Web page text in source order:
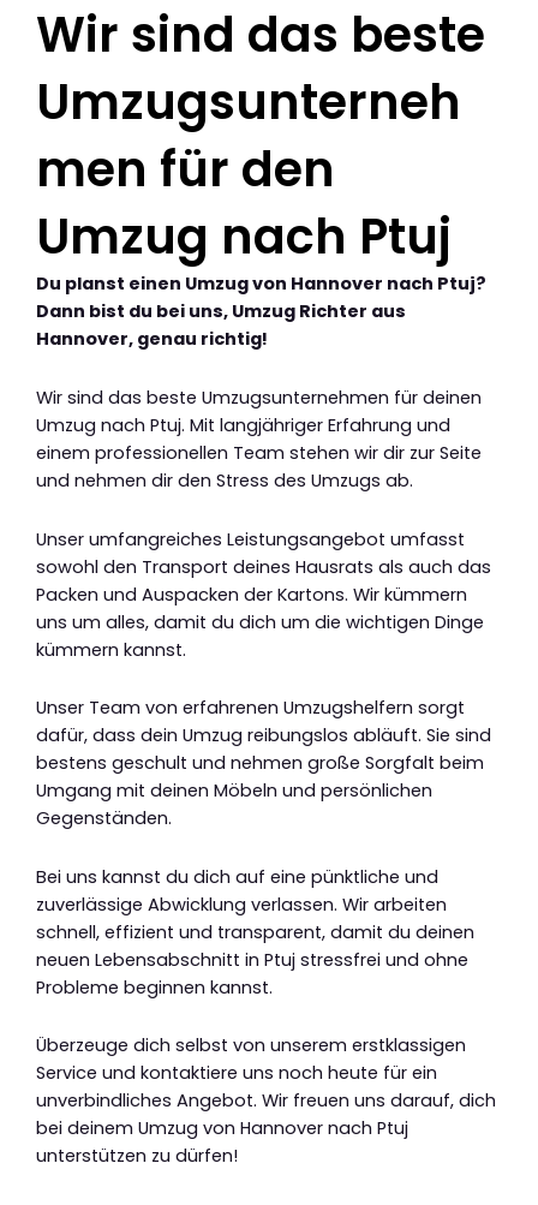
Wir sind das beste
Umzugsunterneh
men für den
Umzug nach Ptuj
Du planst einen Umzug von Hannover nach Ptuj?
Dann bist du bei uns, Umzug Richter aus
Hannover, genau richtig!
Wir sind das beste Umzugsunternehmen für deinen
Umzug nach Ptuj. Mit langjähriger Erfahrung und
einem professionellen Team stehen wir dir zur Seite
und nehmen dir den Stress des Umzugs ab.
Unser umfangreiches Leistungsangebot umfasst
sowohl den Transport deines Hausrats als auch das
Packen und Auspacken der Kartons. Wir kümmern
uns um alles, damit du dich um die wichtigen Dinge
kümmern kannst.
Unser Team von erfahrenen Umzugshelfern sorgt
dafür, dass dein Umzug reibungslos abläuft. Sie sind
bestens geschult und nehmen große Sorgfalt beim
Umgang mit deinen Möbeln und persönlichen
Gegenständen.
Bei uns kannst du dich auf eine pünktliche und
zuverlässige Abwicklung verlassen. Wir arbeiten
schnell, effizient und transparent, damit du deinen
neuen Lebensabschnitt in Ptuj stressfrei und ohne
Probleme beginnen kannst.
Überzeuge dich selbst von unserem erstklassigen
Service und kontaktiere uns noch heute für ein
unverbindliches Angebot. Wir freuen uns darauf, dich
bei deinem Umzug von Hannover nach Ptuj
unterstützen zu dürfen!